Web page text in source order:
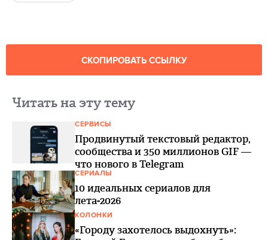
СКОПИРОВАТЬ ССЫЛКУ
Читать на эту тему
СЕРВИСЫ
Продвинутый текстовый редактор,
сообщества и 350 миллионов GIF —
что нового в Telegram
СЕРИАЛЫ
10 идеальных сериалов для
лета-2026
КОЛОНКИ
«Городу захотелось выдохнуть»: